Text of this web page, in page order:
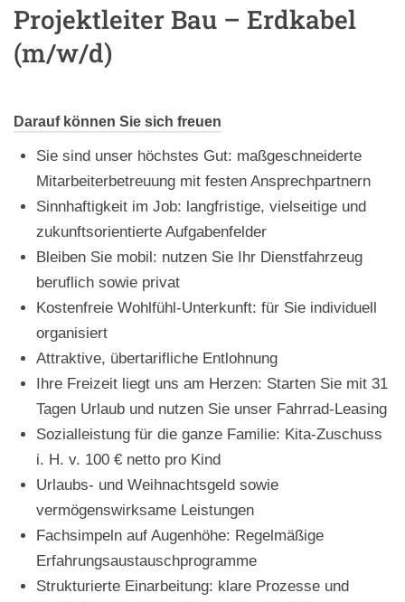
Projektleiter Bau – Erdkabel
(m/w/d)
Darauf können Sie sich freuen
Sie sind unser höchstes Gut: maßgeschneiderte
Mitarbeiterbetreuung mit festen Ansprechpartnern
Sinnhaftigkeit im Job: langfristige, vielseitige und
zukunftsorientierte Aufgabenfelder
Bleiben Sie mobil: nutzen Sie Ihr Dienstfahrzeug
beruflich sowie privat
Kostenfreie Wohlfühl-Unterkunft: für Sie individuell
organisiert
Attraktive, übertarifliche Entlohnung
Ihre Freizeit liegt uns am Herzen: Starten Sie mit 31
Tagen Urlaub und nutzen Sie unser Fahrrad-Leasing
Sozialleistung für die ganze Familie: Kita-Zuschuss
i. H. v. 100 € netto pro Kind
Urlaubs- und Weihnachtsgeld sowie
vermögenswirksame Leistungen
Fachsimpeln auf Augenhöhe: Regelmäßige
Erfahrungsaustauschprogramme
Strukturierte Einarbeitung: klare Prozesse und